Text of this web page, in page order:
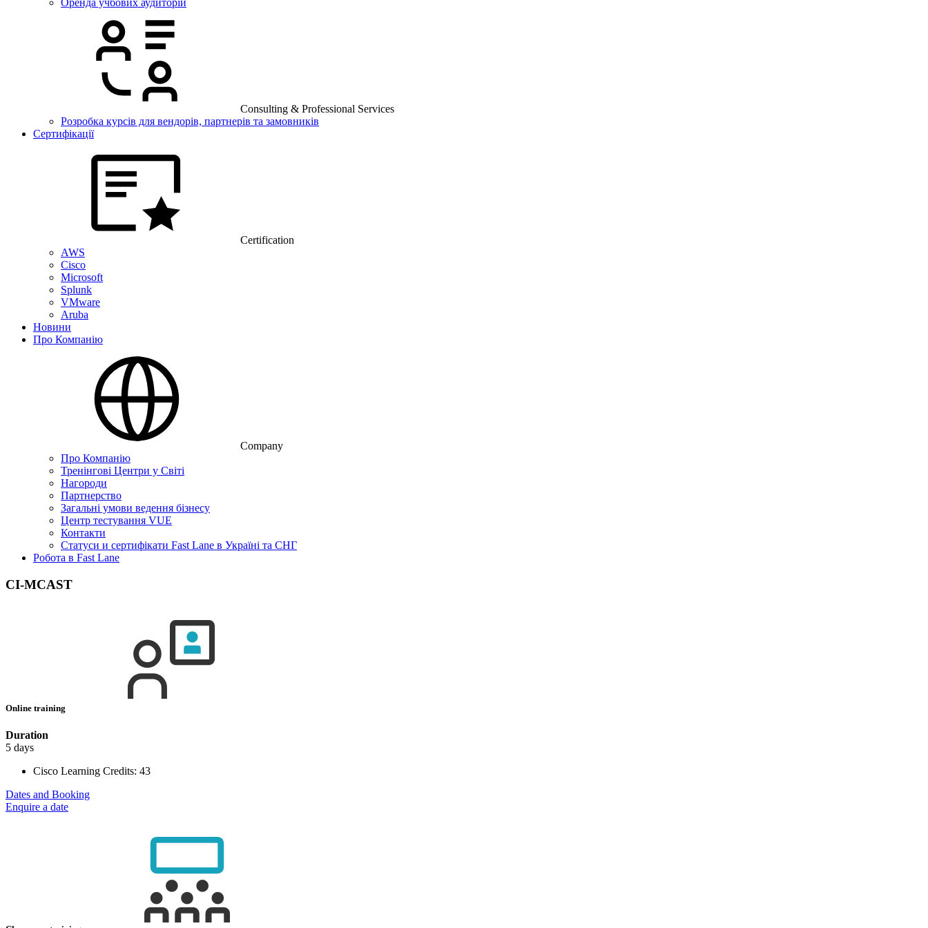
Оренда учбових аудиторій
Consulting & Professional Services
Розробка курсів для вендорів, партнерів та замовників
Сертифікації
Certification
AWS
Cisco
Microsoft
Splunk
VMware
Aruba
Новини
Про Компанію
Company
Про Компанію
Тренінгові Центри у Світі
Нагороди
Партнерство
Загальні умови ведення бізнесу
Центр тестування VUE
Контакти
Статуси и сертифікати Fast Lane в Україні та СНГ
Робота в Fast Lane
CI-MCAST
Online training
Duration
5 days
Cisco Learning Credits: 43
Dates and Booking
Enquire a date